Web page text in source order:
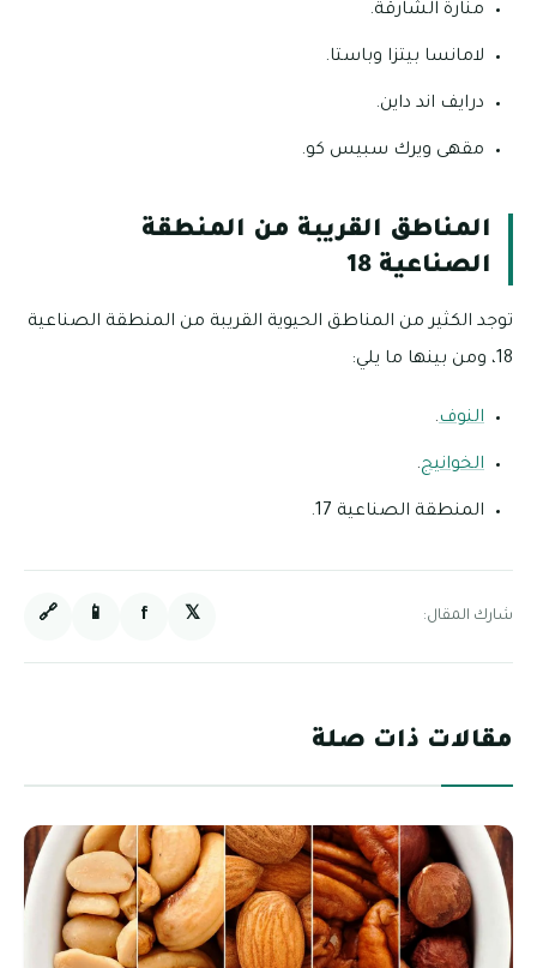
منارة الشارقة.
لامانسا بيتزا وباستا.
درايف اند داين.
مقهى ويرك سبيس كو.
المناطق القريبة من المنطقة
الصناعية 18
توجد الكثير من المناطق الحيوية القريبة من المنطقة الصناعية
18، ومن بينها ما يلي:
النوف.
الخوانيج.
المنطقة الصناعية 17.
شارك المقال: 𝕏
f
📱
🔗
مقالات ذات صلة